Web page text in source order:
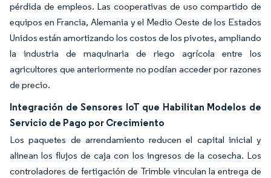
pérdida de empleos. Las cooperativas de uso compartido de
equipos en Francia, Alemania y el Medio Oeste de los Estados
Unidos están amortizando los costos de los pivotes, ampliando
la industria de maquinaria de riego agrícola entre los
agricultores que anteriormente no podían acceder por razones
de precio.
Integración de Sensores IoT que Habilitan Modelos de
Servicio de Pago por Crecimiento
Los paquetes de arrendamiento reducen el capital inicial y
alinean los flujos de caja con los ingresos de la cosecha. Los
controladores de fertigación de Trimble vinculan la entrega de